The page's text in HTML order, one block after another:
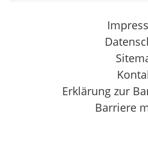
Erklärung zur
Barriere